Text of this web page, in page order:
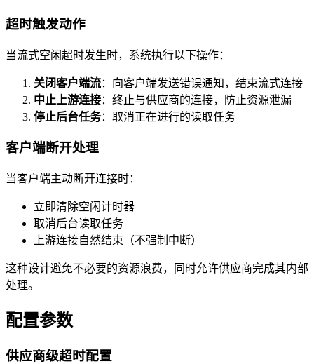
超时触发动作
当流式空闲超时发生时，系统执行以下操作：
关闭客户端流：向客户端发送错误通知，结束流式连接
中止上游连接：终止与供应商的连接，防止资源泄漏
停止后台任务：取消正在进行的读取任务
客户端断开处理
当客户端主动断开连接时：
立即清除空闲计时器
取消后台读取任务
上游连接自然结束（不强制中断）
这种设计避免不必要的资源浪费，同时允许供应商完成其内部
处理。
配置参数
供应商级超时配置